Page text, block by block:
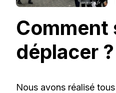
Comment
déplacer ?
Nous avons réalisé